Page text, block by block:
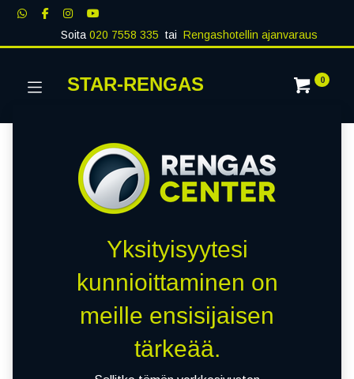
Soita020 7558 335 tai Rengashotellin ajanvaraus
STAR-RENGAS 0
Yksityisyytesi
kunnioittaminen on
meille ensisijaisen
tärkeää.